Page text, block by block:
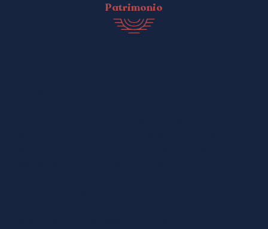
Patrimonio